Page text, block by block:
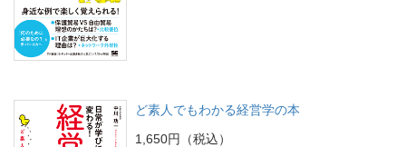
ど素人でもわかる経営学の本
1,650円（税込）